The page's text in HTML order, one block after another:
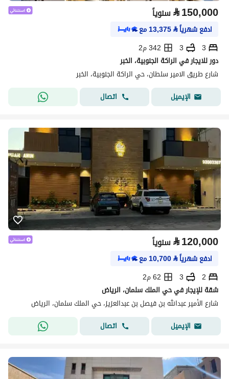
⃁150,000 سنوياً
ادفع شهرياً⃁
13,375مع
3
3
342 م2
دور للايجار في الراكة الجنوبية، الخبر
شارع طريق الامير سلطان، حي الراكة الجنوبية، الخبر
الإيميل
اتصال
⃁120,000 سنوياً
ادفع شهرياً⃁
10,700مع
2
3
62 م2
شقة للإيجار في حي الملك سلمان، الرياض
شارع الأمير عبدالله بن فيصل بن عبدالعزيز، حي الملك سلمان، الرياض
الإيميل
اتصال